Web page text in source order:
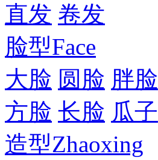
直发 卷发
脸型Face
大脸 圆脸 胖脸
方脸 长脸 瓜子
造型Zhaoxing